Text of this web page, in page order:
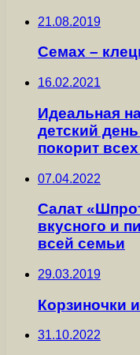
21.08.2019
Семах –
16.02.2021
Идеальная
детский
покорит
07.04.2022
Салат
вкусного и
всей семьи
29.03.2019
Корзиночки
31.10.2022